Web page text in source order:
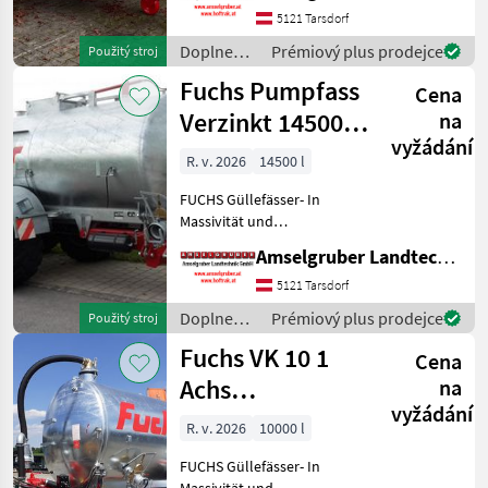
Použitý stroj
Beste Materialen und Beste
Komponenten der
führenden TOP Hersteller!)
Sei
5121 Tarsdorf
Doplnenie
živin a
polievanie
/ Fuchs
Prémiový plus prodejce
Použitý stroj
Fuchs Pumpfass
Verzinkt 14500
Liter TOP
Cena
na
vyžádání
R. v. 2026
14500 l
FUCHS Güllefässer- In
Massivität und
(Stärkste Materialstärken +
Beste Materialen und Beste
Komponenten der
führenden TOP Hersteller!)
Sei
Amselgruber Landtechnik GmbH
5121 Tarsdorf
Doplnenie
živin a
polievanie
/ Fuchs
Prémiový plus prodejce
Fuchs VK 10 1
Achs
Amselgruber
Edition TOP
Cena
na
vyžádání
R. v. 2026
10000 l
FUCHS Güllefässer- In